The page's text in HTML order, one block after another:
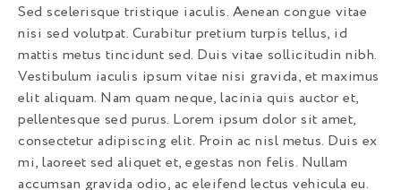
Sed scelerisque tristique iaculis. Aenean congue vitae
nisi sed volutpat. Curabitur pretium turpis tellus, id
mattis metus tincidunt sed. Duis vitae sollicitudin nibh.
Vestibulum iaculis ipsum vitae nisi gravida, et maximus
elit aliquam. Nam quam neque, lacinia quis auctor et,
pellentesque sed purus. Lorem ipsum dolor sit amet,
consectetur adipiscing elit. Proin ac nisl metus. Duis ex
mi, laoreet sed aliquet et, egestas non felis. Nullam
accumsan gravida odio, ac eleifend lectus vehicula eu.